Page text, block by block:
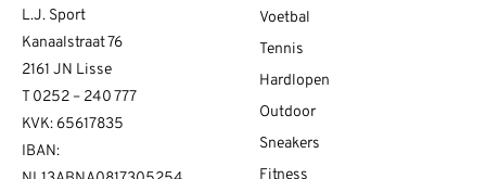
L.J. Sport
Kanaalstraat 76
2161 JN Lisse
T 0252 – 240 777
KVK: 65617835
IBAN:
Voetbal
Tennis
Hardlopen
Outdoor
Sneakers